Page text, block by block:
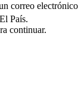
correo electrónico
País.
continuar.